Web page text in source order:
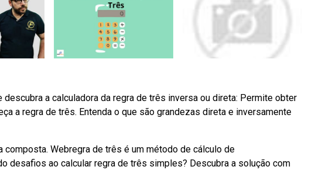
a calculadora da regra de três inversa ou direta: Permite obter
a regra de três. Entenda o que são grandezas direta e inversamente
Webregra de três é um método de cálculo de
desafios ao calcular regra de três simples? Descubra a solução com